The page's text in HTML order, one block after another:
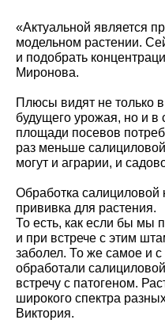
«Актуальной является
модельном растении.
и подобрать
Миронова.
Плюсы видят не только
будущего урожая, но и в
площади посевов
раз меньше
могут и аграрии, и
Обработка салициловой
прививка для растения.
То есть, как если бы мы
и при встрече с этим
заболел. То же самое и
обработали
встречу с патогеном.
широкого спектра
Виктория.